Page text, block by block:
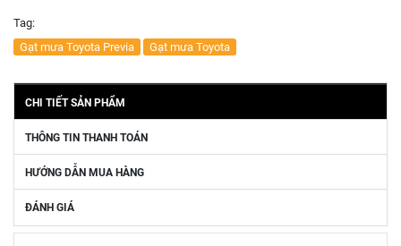
Tag:
Gạt mưa Toyota Previa
Gạt mưa Toyota
CHI TIẾT SẢN PHẨM
THÔNG TIN THANH TOÁN
HƯỚNG DẪN MUA HÀNG
ĐÁNH GIÁ